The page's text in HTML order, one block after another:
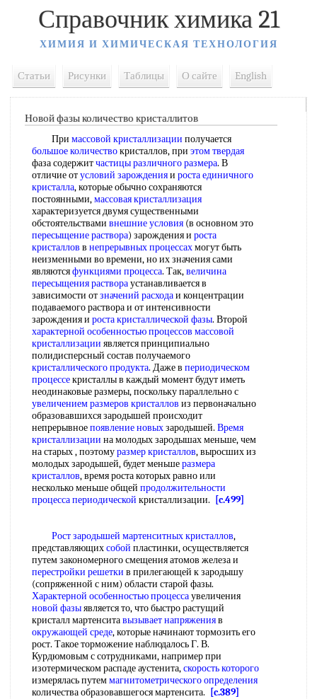
Справочник химика 21
ХИМИЯ И ХИМИЧЕСКАЯ ТЕХНОЛОГИЯ
Статьи Рисунки Таблицы О сайте English
Новой фазы количество кристаллитов
При массовой кристаллизации получается
большое количествокристаллов, при этом твердая
фаза содержитчастицы различного размера. В
отличие отусловий зарожденияи роста единичного
кристалла, которые обычно сохраняются
постоянными,массовая кристаллизация
характеризуется двумя существенными
обстоятельствами внешние условия (в основном это
пересыщение раствора) зарождения и роста
кристаллов в непрерывных процессахмогут быть
неизменными во времени, но их значения сами
являютсяфункциями процесса. Так,величина
пересыщения раствораустанавливается в
зависимости отзначений расходаи концентрации
подаваемого раствора и от интенсивности
зарождения и роста кристаллической фазы. Второй
характерной особенностью процессов массовой
кристаллизации является принципиально
полидисперсный состав получаемого
кристаллического продукта. Даже в периодическом
процессекристаллы в каждый момент будут иметь
неодинаковые размеры, поскольку параллельно с
увеличением размеров кристаллов из первоначально
образовавшихся зародышей происходит
непрерывноепоявление новыхзародышей. Время
кристаллизации на молодых зародышах меньше, чем
на старых , поэтомуразмер кристаллов, выросших из
молодых зародышей, будет меньшеразмера
кристаллов, время роста которых равно или
несколько меньше общей продолжительности
процесса периодической кристаллизации. [c.499]
Рост зародышей мартенситных кристаллов,
представляющихсобой пластинки, осуществляется
путем закономерного смещения атомов железа и
перестройки решетки в прилегающей к зародышу
(сопряженной с ним) области старой фазы.
Характерной особенностью процессаувеличения
новой фазыявляется то, что быстро растущий
кристалл мартенситавызывает напряженияв
окружающей среде, которые начинают тормозить его
рост. Такое торможение наблюдалось Г. В.
Курдюмовым с сотрудниками, например при
изотермическом распаде аустенита,скорость которого
измерялась путеммагнитометрического определения
количества образовавшегося мартенсита.
[c.389]